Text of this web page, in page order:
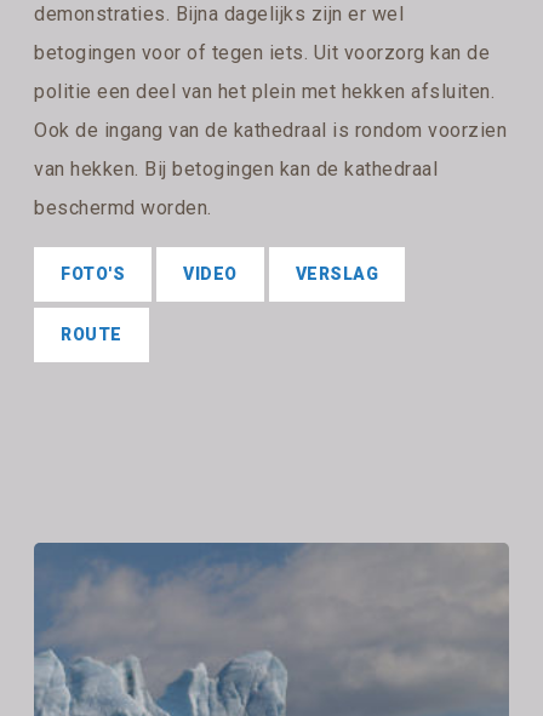
demonstraties. Bijna dagelijks zijn er wel
betogingen voor of tegen iets. Uit voorzorg kan de
politie een deel van het plein met hekken afsluiten.
Ook de ingang van de kathedraal is rondom voorzien
van hekken. Bij betogingen kan de kathedraal
beschermd worden.
FOTO'S VIDEO VERSLAG
ROUTE